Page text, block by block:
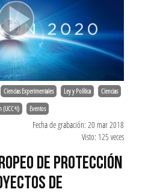
Ciencias Experimentales Ley y Política Ciencias
(UCC+i) Eventos
Fecha de grabación: 20 mar 2018
Visto: 125 veces
DE PROTECCIÓN
DE